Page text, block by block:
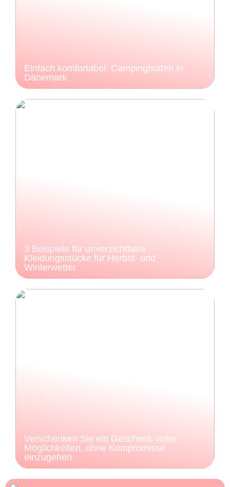
Einfach komfortabel: Campinghütten in
Dänemark
3 Beispiele für unverzichtbare
Kleidungsstücke für Herbst- und
Winterwetter
Verschenken Sie ein Geschenk voller
Möglichkeiten, ohne Kompromisse
einzugehen